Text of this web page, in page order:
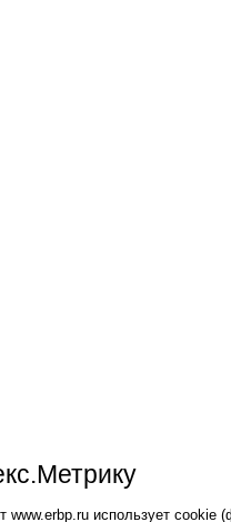
www.erbp.ru использует